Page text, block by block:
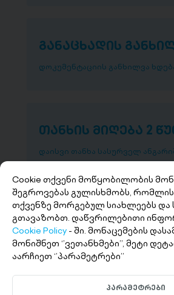
განაცხადის
დოკუმენტაციის განხილვა
თანხის მიღება 2
დაისვი თანხა სასურველ
Cookie თქვენი მოწყობილობის
შეგროვებას გულისხმობს,
თქვენზე მორგებულ სიახლეებს და
გთავაზობთ. დაწვრილებითი
Cookie Policy - ში. მონაცემების
მონიშნეთ ‘’ვეთანხმები’’, მეტი
აარჩიეთ ‘’პარამეტრები’’
პარამეტრები